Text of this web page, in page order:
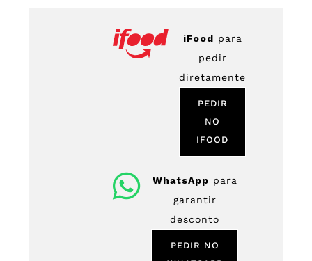
iFood para
pedir
diretamente
PEDIR
NO
IFOOD
WhatsApp para
garantir
desconto
PEDIR NO